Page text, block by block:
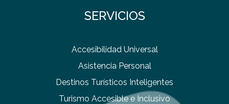
SERVICIOS
Accesibilidad Universal
Asistencia Personal
Destinos Turísticos Inteligentes
Turismo Accesible e Inclusivo